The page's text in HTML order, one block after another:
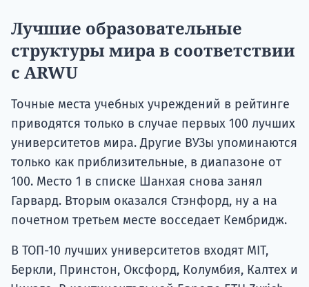
Лучшие образовательные
структуры мира в соответствии
с ARWU
Точные места учебных учреждений в рейтинге
приводятся только в случае первых 100 лучших
университетов мира. Другие ВУЗы упоминаются
только как приблизительные, в диапазоне от
100. Место 1 в списке Шанхая снова занял
Гарвард. Вторым оказался Стэнфорд, ну а на
почетном третьем месте восседает Кембридж.
В ТОП-10 лучших университетов входят MIT,
Беркли, Принстон, Оксфорд, Колумбия, Калтех и